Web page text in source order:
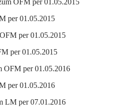
OFM per 01.05.2015
per 01.05.2015
per 01.05.2015
per 01.05.2015
OFM per 01.05.2016
per 01.05.2016
LM per 07.01.2016